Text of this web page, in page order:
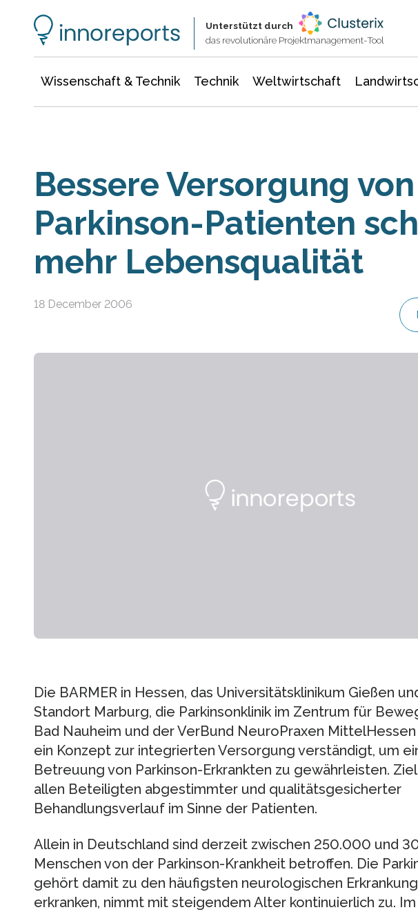
Unterstützt durch
das revolutionäre Projektmanagement-Tool
Wissenschaft & Technik Technik Weltwirtschaft
Bessere Versorgung von
Parkinson-Patienten
mehr Lebensqualität
18 December 2006
Die BARMER in Hessen, das Universitätsklinikum Gießen
Standort Marburg, die Parkinsonklinik im Zentrum für
Bad Nauheim und der VerBund NeuroPraxen
ein Konzept zur integrierten Versorgung verständigt, um
Betreuung von Parkinson-Erkrankten zu gewährleisten.
allen Beteiligten abgestimmter und qualitätsgesicherter
Behandlungsverlauf im Sinne der Patienten.
Allein in Deutschland sind derzeit zwischen 250.000 und
Menschen von der Parkinson-Krankheit betroffen. Die
gehört damit zu den häufigsten neurologischen
erkranken, nimmt mit steigendem Alter kontinuierlich zu.